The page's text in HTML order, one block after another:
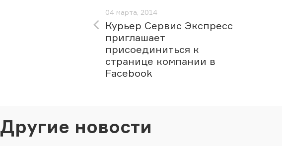
04 марта, 2014
Курьер Сервис Экспресс
приглашает
присоединиться к
странице компании в
Facebook
Другие новости